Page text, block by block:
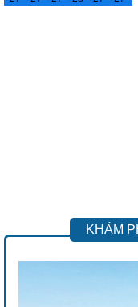
KHÁM